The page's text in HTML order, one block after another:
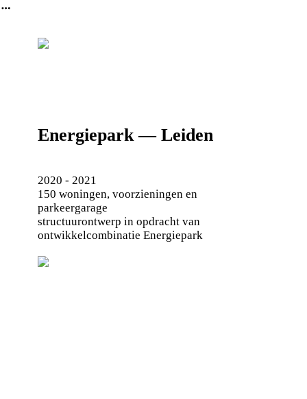
︎
Energiepark — Leiden
2020 - 2021
150 woningen, voorzieningen en
parkeergarage
structuurontwerp in opdracht van
ontwikkelcombinatie Energiepark